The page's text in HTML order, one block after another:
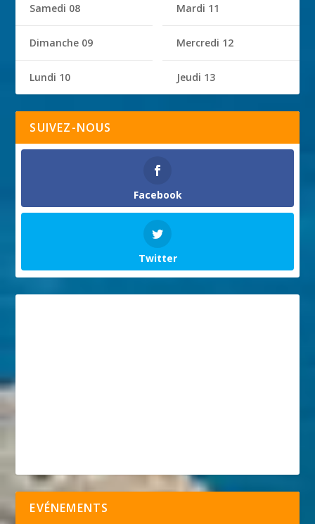
Samedi 08
Dimanche 09
Lundi 10
Mardi 11
Mercredi 12
Jeudi 13
SUIVEZ-NOUS
Facebook
Twitter
EVÉNEMENTS